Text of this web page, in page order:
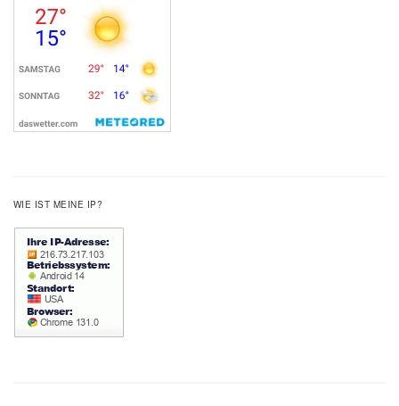
WIE IST MEINE IP?